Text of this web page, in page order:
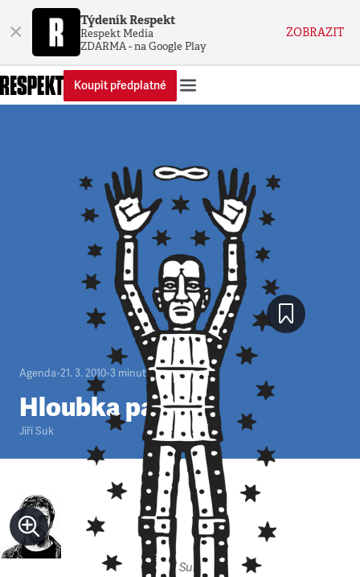
× Týdeník Respekt
Respekt Media
ZDARMA - na Google Play
ZOBRAZIT
Koupit předplatné
Agenda•21. 3. 2010•3 minuty
Hloubka paměti
Jiří Suk
Jiří Suk